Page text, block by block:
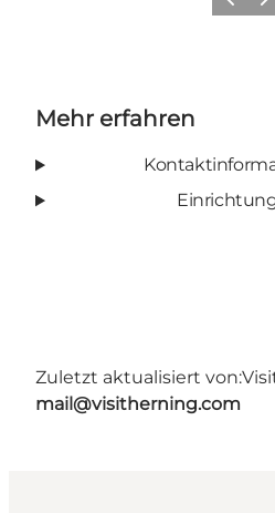
Zurück
Mehr erfahren
Zuletzt aktualisiert von:
mail@visitherning.com